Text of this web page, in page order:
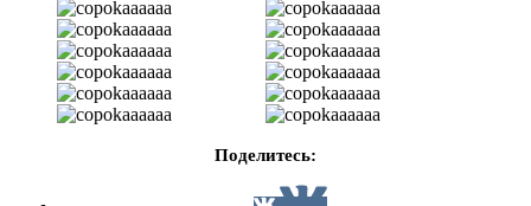
Поделитесь: